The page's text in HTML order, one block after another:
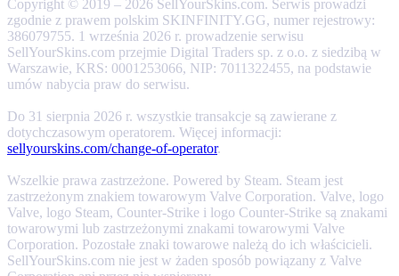
Copyright © 2019 – 2026 SellYourSkins.com. Serwis prowadzi
zgodnie z prawem polskim SKINFINITY.GG, numer rejestrowy:
386079755. 1 września 2026 r. prowadzenie serwisu
SellYourSkins.com przejmie Digital Traders sp. z o.o. z siedzibą w
Warszawie, KRS: 0001253066, NIP: 7011322455, na podstawie
umów nabycia praw do serwisu.
Do 31 sierpnia 2026 r. wszystkie transakcje są zawierane z
dotychczasowym operatorem. Więcej informacji:
sellyourskins.com/change-of-operator.
Wszelkie prawa zastrzeżone. Powered by Steam. Steam jest
zastrzeżonym znakiem towarowym Valve Corporation. Valve, logo
Valve, logo Steam, Counter-Strike i logo Counter-Strike są znakami
towarowymi lub zastrzeżonymi znakami towarowymi Valve
Corporation. Pozostałe znaki towarowe należą do ich właścicieli.
SellYourSkins.com nie jest w żaden sposób powiązany z Valve